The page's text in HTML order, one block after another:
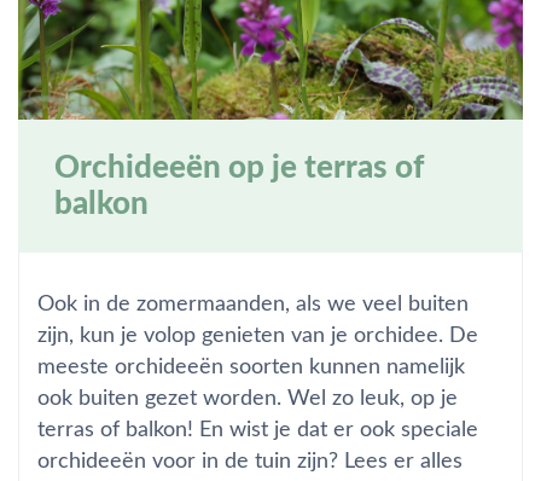
Orchideeën op je terras of
balkon
Ook in de zomermaanden, als we veel buiten
zijn, kun je volop genieten van je orchidee. De
meeste orchideeën soorten kunnen namelijk
ook buiten gezet worden. Wel zo leuk, op je
terras of balkon! En wist je dat er ook speciale
orchideeën voor in de tuin zijn? Lees er alles